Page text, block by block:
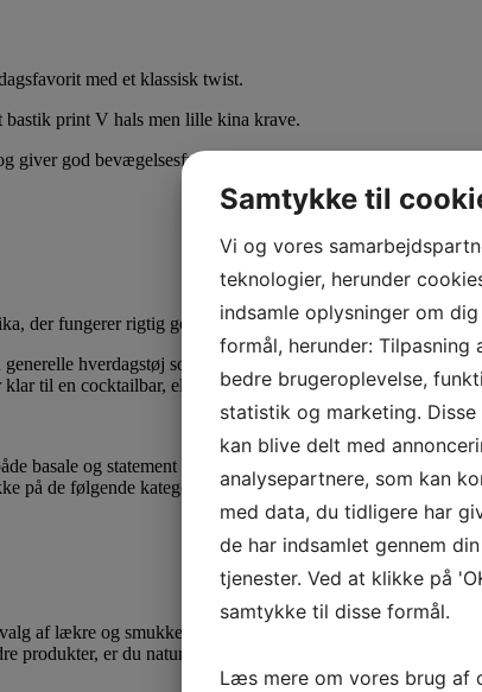
med et klassisk twist.
print V hals men lille kina krave.
giver god bevægelsesfrihed. De korte ærmer gør den
der fungerer rigtig godt til hverdag
hverdagstøj som kan vendes til festtøj med kun et
til en cocktailbar, eller kontoret.
basale og statement pieces til dit klædeskab, hvilket gør
på de følgende kategorier:
af lækre og smukke mærker. Disse mærker kan være
produkter, er du naturligvis altid velkommen til at
Samtykke til
Vi og vores
teknologier, herunder
indsamle oplysninger om
formål, herunder: Tilpasning
bedre brugeroplevelse,
statistik og marketing.
kan blive delt med
analysepartnere, som kan
med data, du tidligere har
de har indsamlet gennem
tjenester. Ved at klikke på
samtykke til disse formål.
Læs mere om vores brug af